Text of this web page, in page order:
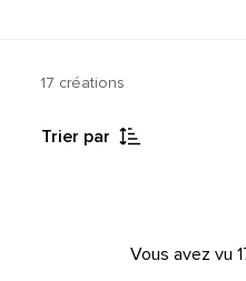
17 créations
Trier par
Vous avez vu